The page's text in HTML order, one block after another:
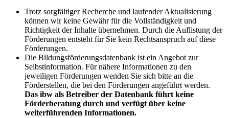
Trotz sorgfältiger Recherche und laufender Aktualisierung
können wir keine Gewähr für die Vollständigkeit und
Richtigkeit der Inhalte übernehmen. Durch die Auflistung der
Förderungen entsteht für Sie kein Rechtsanspruch auf diese
Förderungen.
Die Bildungsförderungsdatenbank ist ein Angebot zur
Selbstinformation. Für nähere Informationen zu den
jeweiligen Förderungen wenden Sie sich bitte an die
Förderstellen, die bei den Förderungen angeführt werden.
Das ibw als Betreiber der Datenbank führt keine
Förderberatung durch und verfügt über keine
weiterführenden Informationen.